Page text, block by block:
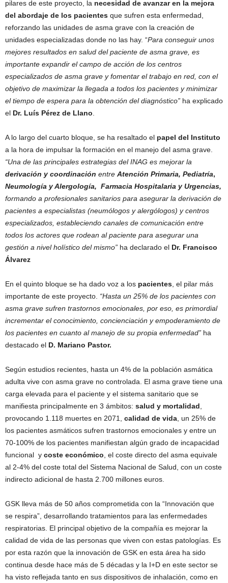
pilares de este proyecto, la necesidad de avanzar en la mejora
del abordaje de los pacientes que sufren esta enfermedad,
reforzando las unidades de asma grave con la creación de
unidades especializadas donde no las hay. “Para conseguir unos
mejores resultados en salud del paciente de asma grave, es
importante expandir el campo de acción de los centros
especializados de asma grave y fomentar el trabajo en red, con el
objetivo de maximizar la llegada a todos los pacientes y minimizar
el tiempo de espera para la obtención del diagnóstico” ha explicado
el Dr. Luís Pérez de Llano
A lo largo del cuarto bloque, se ha resaltado el papel del Instituto
a la hora de impulsar la formación en el manejo del asma grave.
“Una de las principales estrategias del INAG es mejorar la
derivación y coordinación entre Atención Primaria, Pediatría,
Neumología y Alergología, Farmacia Hospitalaria y Urgencias,
formando a profesionales sanitarios para asegurar la derivación de
pacientes a especialistas (neumólogos y alergólogos) y centros
especializados, estableciendo canales de comunicación entre
todos los actores que rodean al paciente para asegurar una
gestión a nivel holístico del mismo” ha declarado el Dr. Francisco
Álvarez
En el quinto bloque se ha dado voz a los pacientes , el pilar más
importante de este proyecto. “Hasta un 25% de los pacientes con
asma grave sufren trastornos emocionales, por eso, es primordial
incrementar el conocimiento, concienciación y empoderamiento de
los pacientes en cuanto al manejo de su propia enfermedad” ha
destacado el D. Mariano Pastor.
Según estudios recientes, hasta un 4% de la población asmática
adulta vive con asma grave no controlada. El asma grave tiene una
carga elevada para el paciente y el sistema sanitario que se
manifiesta principalmente en 3 ámbitos: salud y mortalidad
provocando 1.118 muertes en 2071, calidad de vida , un 25% de
los pacientes asmáticos sufren trastornos emocionales y entre un
70-100% de los pacientes manifiestan algún grado de incapacidad
funcional y coste económico , el coste directo del asma equivale
al 2-4% del coste total del Sistema Nacional de Salud, con un coste
indirecto adicional de hasta 2.700 millones euros.
GSK lleva más de 50 años comprometida con la “Innovación que
se respira”, desarrollando tratamientos para las enfermedades
respiratorias. El principal objetivo de la compañía es mejorar la
calidad de vida de las personas que viven con estas patologías. Es
por esta razón que la innovación de GSK en esta área ha sido
continua desde hace más de 5 décadas y la I+D en este sector se
ha visto reflejada tanto en sus dispositivos de inhalación, como en